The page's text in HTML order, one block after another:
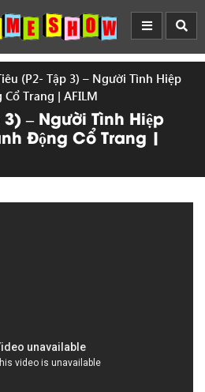
(P2- Tập 3) – Người Tình Hiệp
Trang | AFILM
3) – Người Tình Hiệp
Động Cổ Trang |